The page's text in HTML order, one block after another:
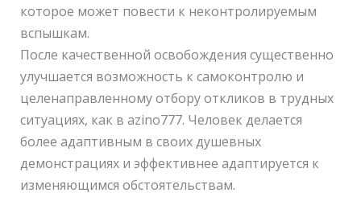
которое может повести к неконтролируемым
вспышкам.
После качественной освобождения существенно
улучшается возможность к самоконтролю и
целенаправленному отбору откликов в трудных
ситуациях, как в azino777. Человек делается
более адаптивным в своих душевных
демонстрациях и эффективнее адаптируется к
изменяющимся обстоятельствам.